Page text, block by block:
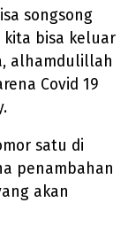
songsong
kita bisa keluar
alhamdulillah
Covid 19
satu di
penambahan
akan